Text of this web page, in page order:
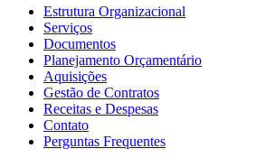
Estrutura Organizacional
Serviços
Documentos
Planejamento Orçamentário
Aquisições
Gestão de Contratos
Receitas e Despesas
Contato
Perguntas Frequentes